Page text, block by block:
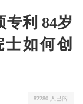
专利 84岁
如何创
82280 人已阅